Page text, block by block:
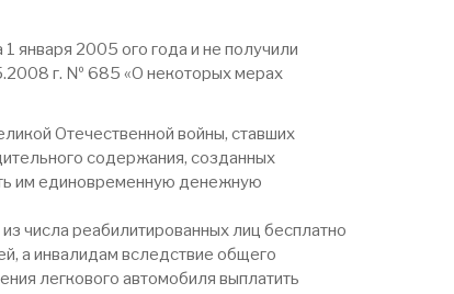
января 2005 ого года и не получили
г. № 685 «О некоторых мерах
Отечественной войны, ставших
содержания, созданных
им единовременную денежную
числа реабилитированных лиц бесплатно
а инвалидам вследствие общего
легкового автомобиля выплатить